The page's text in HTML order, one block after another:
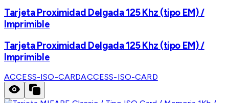
Tarjeta Proximidad Delgada 125 Khz (tipo EM) /
Imprimible
Tarjeta Proximidad Delgada 125 Khz (tipo EM) /
Imprimible
ACCESS-ISO-CARDACCESS-ISO-CARD